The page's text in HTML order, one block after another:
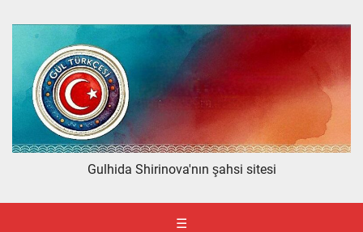
Gulhida Shirinova'nın şahsi sitesi
☰